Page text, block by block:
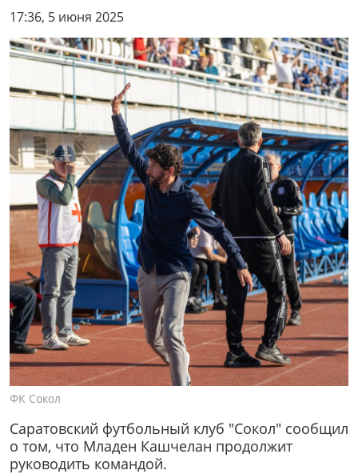
17:36, 5 июня 2025
ФК Сокол
Саратовский футбольный клуб "Сокол" сообщил
о том, что Младен Кашчелан продолжит
руководить командой.